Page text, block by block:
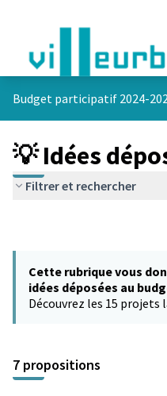
Budget participatif 2024-
💡 Idées
Filtrer et rechercher
Cette rubrique vous
idées déposées au
Découvrez les 15 projets
7 propositions